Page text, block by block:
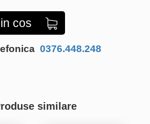
cos
0376.448.248
similare